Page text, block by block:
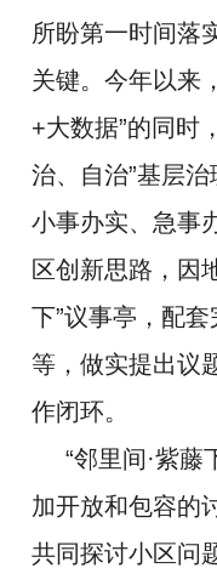
所盼第一时间落
关键。今年以来
+大数据”的同时
治、自治”基层
小事办实、急事
区创新思路，因
下”议事亭，配
等，做实提出议
作闭环。
“邻里间·紫藤
加开放和包容的
共同探讨小区问